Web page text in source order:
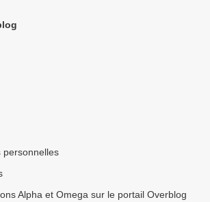
personnelles
Alpha et Omega sur le portail Overblog